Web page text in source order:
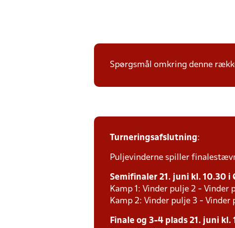
Spørgsmål omkring denne
Turneringsafslutning:
Puljevinderne spiller
Semifinaler 21. juni kl. 10.30 i
Kamp 1: Vinder pulje 2 - Vinder
Kamp 2: Vinder pulje 3 - Vinder
Finale og 3-4 plads 21. juni